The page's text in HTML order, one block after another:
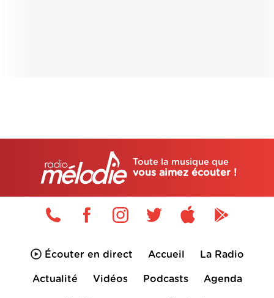
Toute la musique que
vous aimez écouter !
Écouter en direct Accueil La Radio
Actualité Vidéos Podcasts Agenda